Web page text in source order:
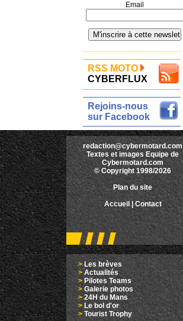
Email
RSS MOTO
CYBERFLUX
Rejoins-nous
sur Facebook
redaction@cybermotard.com
Textes et images Equipe de
Cybermotard.com
© Copyright 1998/2026
Plan du site
Accueil |Contact
>Les brèves
> Actualités
> Pilotes Teams
>Galerie photos
>24H du Mans
>Le bol d'or
> Tourist Trophy